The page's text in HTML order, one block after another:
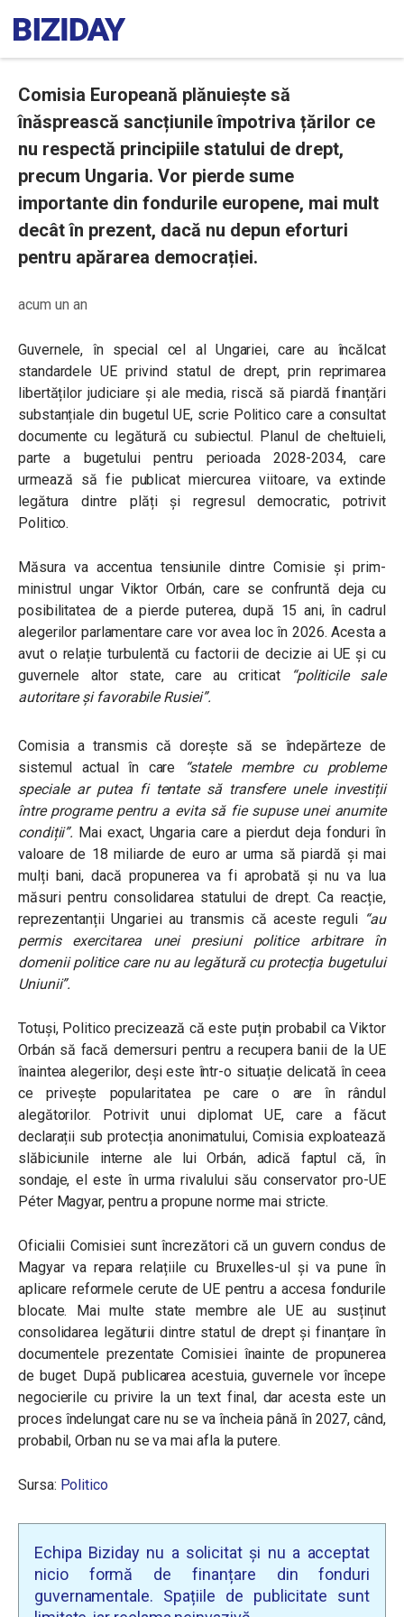
Comisia Europeană plănuiește să
înăsprească sancțiunile împotriva țărilor ce
nu respectă principiile statului de drept,
precum Ungaria. Vor pierde sume
importante din fondurile europene, mai mult
decât în prezent, dacă nu depun eforturi
pentru apărarea democrației.
acum un an
Guvernele, în special cel al Ungariei, care au încălcat
standardele UE privind statul de drept, prin reprimarea
libertăților judiciare și ale media, riscă să piardă finanțări
substanțiale din bugetul UE, scrie Politico care a consultat
documente cu legătură cu subiectul. Planul de cheltuieli,
parte a bugetului pentru perioada 2028-2034, care
urmează să fie publicat miercurea viitoare, va extinde
legătura dintre plăți și regresul democratic, potrivit
Politico.
Măsura va accentua tensiunile dintre Comisie și prim-
ministrul ungar Viktor Orbán, care se confruntă deja cu
posibilitatea de a pierde puterea, după 15 ani, în cadrul
alegerilor parlamentare care vor avea loc în 2026. Acesta a
avut o relație turbulentă cu factorii de decizie ai UE și cu
guvernele altor state, care au criticat
“politicile sale
autoritare și favorabile Rusiei”.
Comisia a transmis că dorește să se îndepărteze de
sistemul actual în care
“statele membre cu probleme
speciale ar putea fi tentate să transfere unele investiții
între programe pentru a evita să fie supuse unei anumite
condiții”. Mai exact, Ungaria care a pierdut deja fonduri în
valoare de 18 miliarde de euro ar urma să piardă și mai
mulți bani, dacă propunerea va fi aprobată și nu va lua
măsuri pentru consolidarea statului de drept. Ca reacție,
reprezentanții Ungariei au transmis că aceste reguli “au
permis exercitarea unei presiuni politice arbitrare în
domenii politice care nu au legătură cu protecția bugetului
Uniunii”.
Totuși, Politico precizează că este puțin probabil ca Viktor
Orbán să facă demersuri pentru a recupera banii de la UE
înaintea alegerilor, deși este într-o situație delicată în ceea
ce privește popularitatea pe care o are în rândul
alegătorilor. Potrivit unui diplomat UE, care a făcut
declarații sub protecția anonimatului, Comisia exploatează
slăbiciunile interne ale lui Orbán, adică faptul că, în
sondaje, el este în urma rivalului său conservator pro-UE
Péter Magyar, pentru a propune norme mai stricte.
Oficialii Comisiei sunt încrezători că un guvern condus de
Magyar va repara relațiile cu Bruxelles-ul și va pune în
aplicare reformele cerute de UE pentru a accesa fondurile
blocate. Mai multe state membre ale UE au susținut
consolidarea legăturii dintre statul de drept și finanțare în
documentele prezentate Comisiei înainte de propunerea
de buget. După publicarea acestuia, guvernele vor începe
negocierile cu privire la un text final, dar acesta este un
proces îndelungat care nu se va încheia până în 2027, când,
probabil, Orban nu se va mai afla la putere.
Sursa: Politico
Echipa Biziday nu a solicitat și nu a acceptat
nicio formă de finanțare din fonduri
guvernamentale. Spațiile de publicitate sunt